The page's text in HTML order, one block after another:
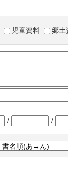
児童資料 郷土
/ /